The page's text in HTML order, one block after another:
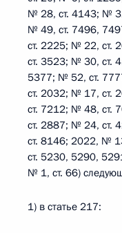
№ 28, ст. 4143; №
№ 49, ст. 7496,
ст. 2225; № 22, ст.
ст. 3523; № 30, ст.
5377; № 52, ст.
ст. 2032; № 17, ст.
ст. 7212; № 48, ст.
ст. 2887; № 24, ст.
ст. 8146; 2022, №
ст. 5230, 5290,
№ 1, ст. 66)
1) в статье 217: